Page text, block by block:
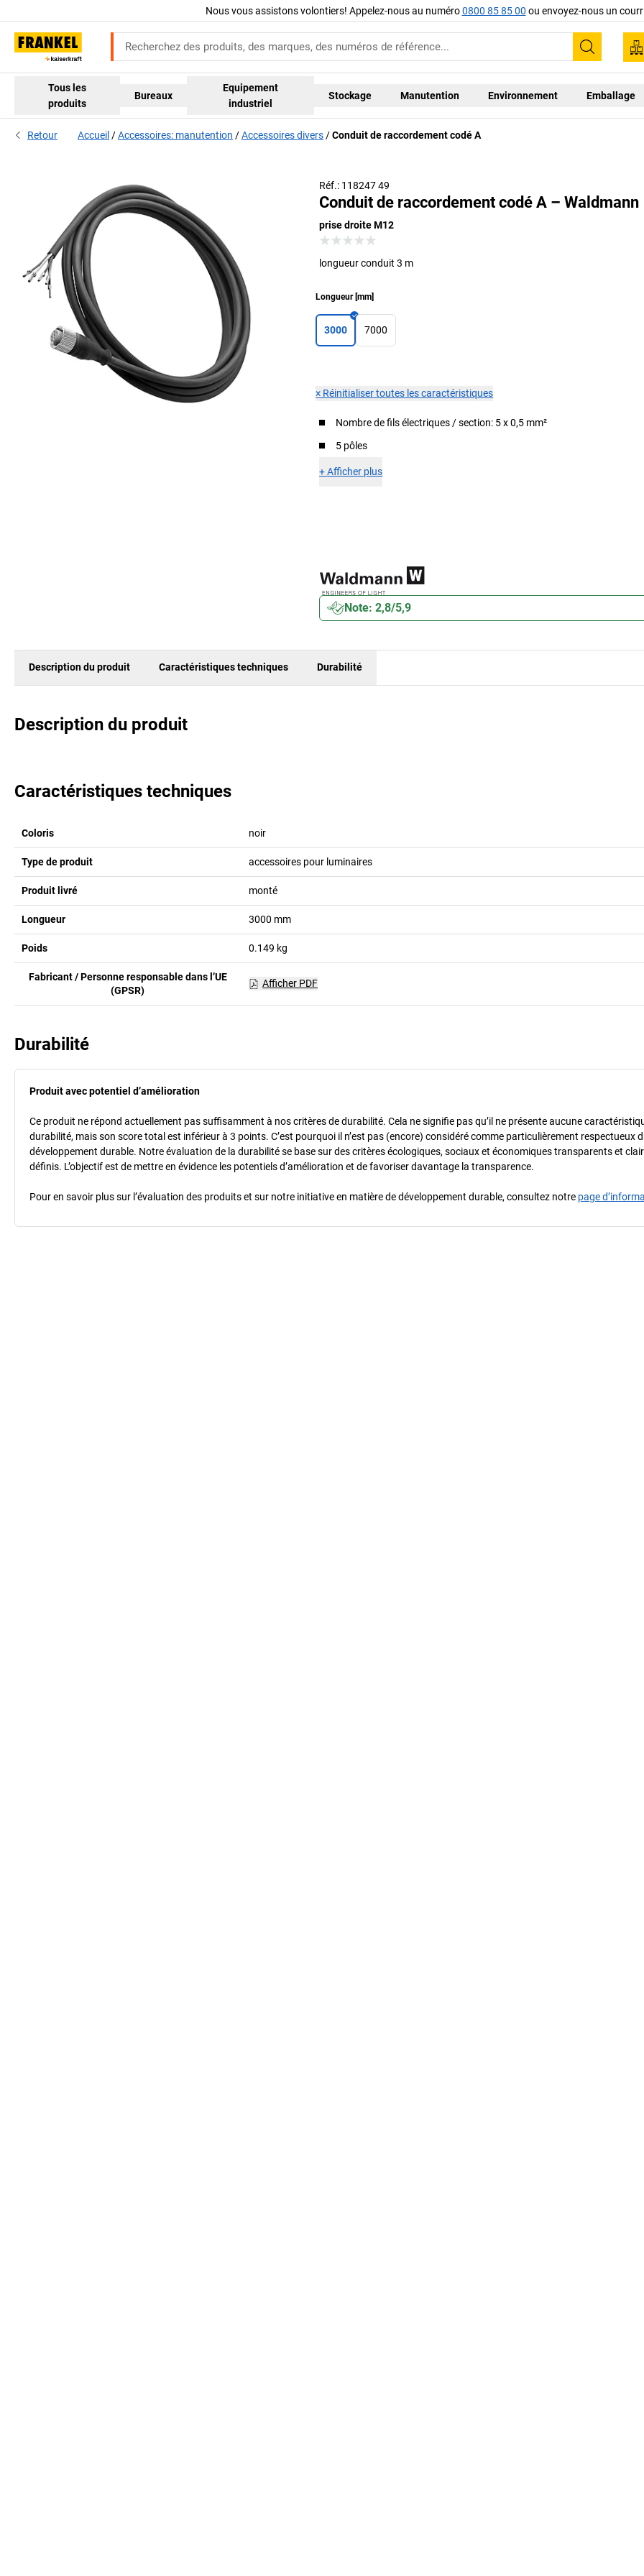
Nous vous assistons volontiers! Appelez-nous au numéro0800 85 85 00 ou envoyez-nous un
Tous les
produits
Bureaux
Equipement
industriel
Stockage Manutention Environnement Emballage
Retour Accueil Accessoires: manutention Accessoires divers Conduit de raccordement codé A
Réf.: 118247 49
Conduit de raccordement codé A – Waldmann
prise droite M12
longueur conduit 3 m
Longueur[mm]
3000 7000
× Réinitialiser toutes les caractéristiques
Nombre de fils électriques / section: 5 x 0,5 mm²
5 pôles
+Afficher plus
Note: 2,8/5,9
Description du produit Caractéristiques techniques Durabilité
Description du produit
Caractéristiques techniques
Coloris noir
Type de produit accessoires pour luminaires
Produit livré monté
Longueur 3000 mm
Poids 0.149 kg
Fabricant / Personne responsable dans l’UE
(GPSR)
Afficher PDF
Durabilité
Produit avec potentiel d’amélioration
Ce produit ne répond actuellement pas suffisamment à nos critères de durabilité. Cela ne signifie pas qu’il ne présente aucune
durabilité, mais son score total est inférieur à 3 points. C’est pourquoi il n’est pas (encore) considéré comme particulièrement respectueux
développement durable. Notre évaluation de la durabilité se base sur des critères écologiques, sociaux et économiques transparents et
définis. L’objectif est de mettre en évidence les potentiels d’amélioration et de favoriser davantage la transparence.
Pour en savoir plus sur l’évaluation des produits et sur notre initiative en matière de développement durable, consultez notre page